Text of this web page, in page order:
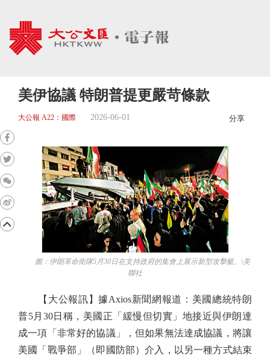
美伊協議 特朗普提更嚴苛條款
大公報 A22：國際 2026-06-01 分享
圖：伊朗革命衛隊5月30日在支持政府的集會上展示新型攻擊艇。\美
聯社
【大公報訊】據Axios新聞網報道：美國總統特朗
普5月30日稱，美國正「緩慢但切實」地接近與伊朗達
成一項「非常好的協議」，但如果無法達成協議，將讓
美國「戰爭部」（即國防部）介入，以另一種方式結束